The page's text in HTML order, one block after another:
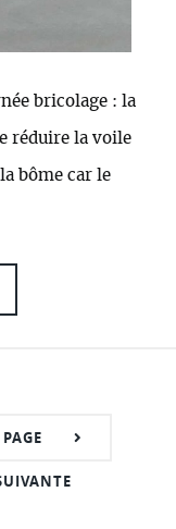
bricolage : la
réduire la voile
bôme car le
PAGE